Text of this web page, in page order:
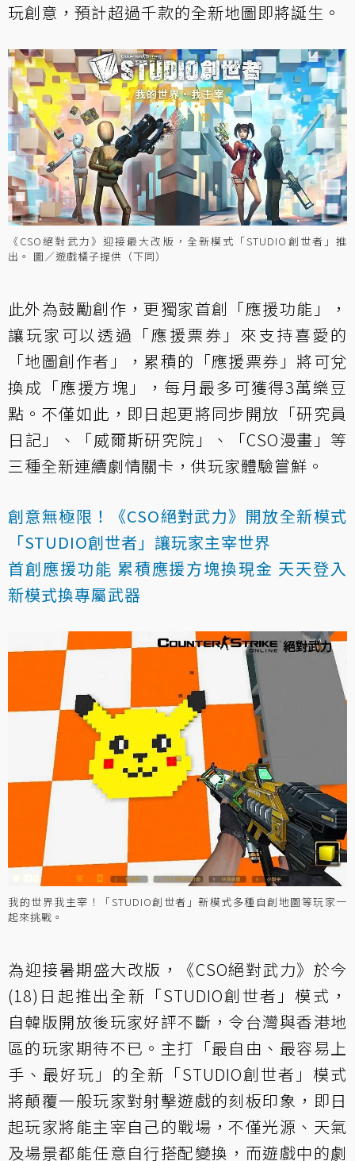
玩創意，預計超過千款的全新地圖即將誕生。
《CSO絕對武力》迎接最大改版，全新模式「STUDIO創世者」推
出。 圖／遊戲橘子提供（下同）
此外為鼓勵創作，更獨家首創「應援功能」，
讓玩家可以透過「應援票券」來支持喜愛的
「地圖創作者」，累積的「應援票券」將可兌
換成「應援方塊」，每月最多可獲得3萬樂豆
點。不僅如此，即日起更將同步開放「研究員
日記」、「威爾斯研究院」、「CSO漫畫」等
三種全新連續劇情關卡，供玩家體驗嘗鮮。
創意無極限！《CSO絕對武力》開放全新模式
「STUDIO創世者」讓玩家主宰世界
首創應援功能 累積應援方塊換現金 天天登入
新模式換專屬武器
我的世界我主宰！「STUDIO創世者」新模式多種自創地圖等玩家一
起來挑戰。
為迎接暑期盛大改版，《CSO絕對武力》於今
(18)日起推出全新「STUDIO創世者」模式，
自韓版開放後玩家好評不斷，令台灣與香港地
區的玩家期待不已。主打「最自由、最容易上
手、最好玩」的全新「STUDIO創世者」模式
將顛覆一般玩家對射擊遊戲的刻板印象，即日
起玩家將能主宰自己的戰場，不僅光源、天氣
及場景都能任意自行搭配變換，而遊戲中的劇